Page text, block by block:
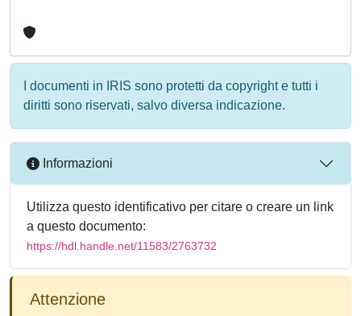
I documenti in IRIS sono protetti da copyright e tutti i
diritti sono riservati, salvo diversa indicazione.
Informazioni
Utilizza questo identificativo per citare o creare un link
a questo documento:
https://hdl.handle.net/11583/2763732
Attenzione